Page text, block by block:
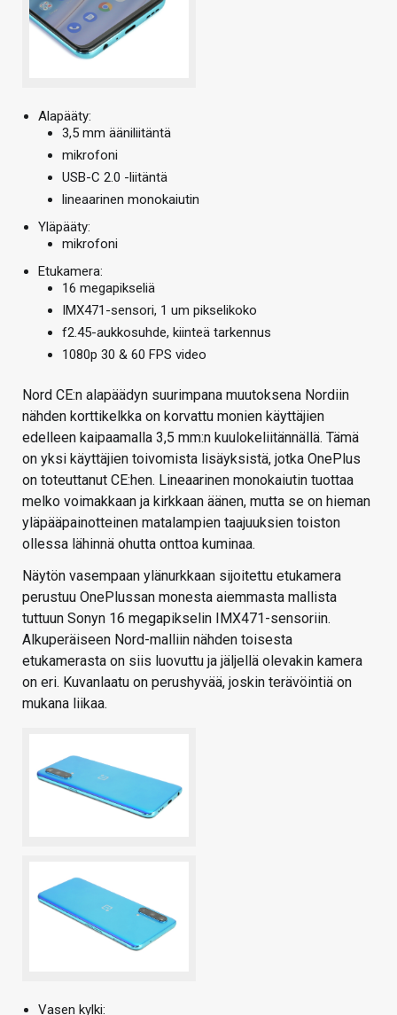
Alapääty:
3,5 mm ääniliitäntä
mikrofoni
USB-C 2.0 -liitäntä
lineaarinen monokaiutin
Yläpääty:
mikrofoni
Etukamera:
16 megapikseliä
IMX471-sensori, 1 um pikselikoko
f2.45-aukkosuhde, kiinteä tarkennus
1080p 30 & 60 FPS video
Nord CE:n alapäädyn suurimpana muutoksena Nordiin
nähden korttikelkka on korvattu monien käyttäjien
edelleen kaipaamalla 3,5 mm:n kuulokeliitännällä. Tämä
on yksi käyttäjien toivomista lisäyksistä, jotka OnePlus
on toteuttanut CE:hen. Lineaarinen monokaiutin tuottaa
melko voimakkaan ja kirkkaan äänen, mutta se on hieman
yläpääpainotteinen matalampien taajuuksien toiston
ollessa lähinnä ohutta onttoa kuminaa.
Näytön vasempaan ylänurkkaan sijoitettu etukamera
perustuu OnePlussan monesta aiemmasta mallista
tuttuun Sonyn 16 megapikselin IMX471-sensoriin.
Alkuperäiseen Nord-malliin nähden toisesta
etukamerasta on siis luovuttu ja jäljellä olevakin kamera
on eri. Kuvanlaatu on perushyvää, joskin terävöintiä on
mukana liikaa.
Vasen kylki: